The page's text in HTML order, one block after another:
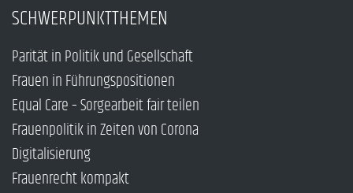
SCHWERPUNKTTHEMEN
Parität in Politik und Gesellschaft
Frauen in Führungspositionen
Equal Care – Sorgearbeit fair teilen
Frauenpolitik in Zeiten von Corona
Digitalisierung
Frauenrecht kompakt